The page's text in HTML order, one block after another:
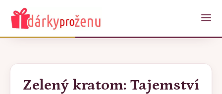
Zelený kratom: Tajemství